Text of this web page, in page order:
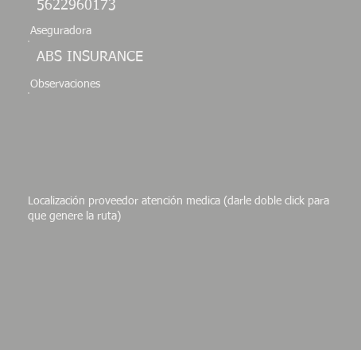
5622960173
Aseguradora
ABS INSURANCE
Observaciones
Localización proveedor atención medica (darle doble click para
que genere la ruta)